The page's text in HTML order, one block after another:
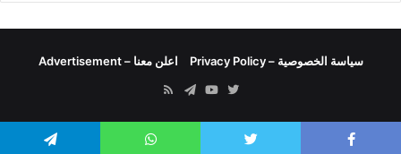
سياسة الخصوصية – Privacy Policy اعلن معنا – Advertisement